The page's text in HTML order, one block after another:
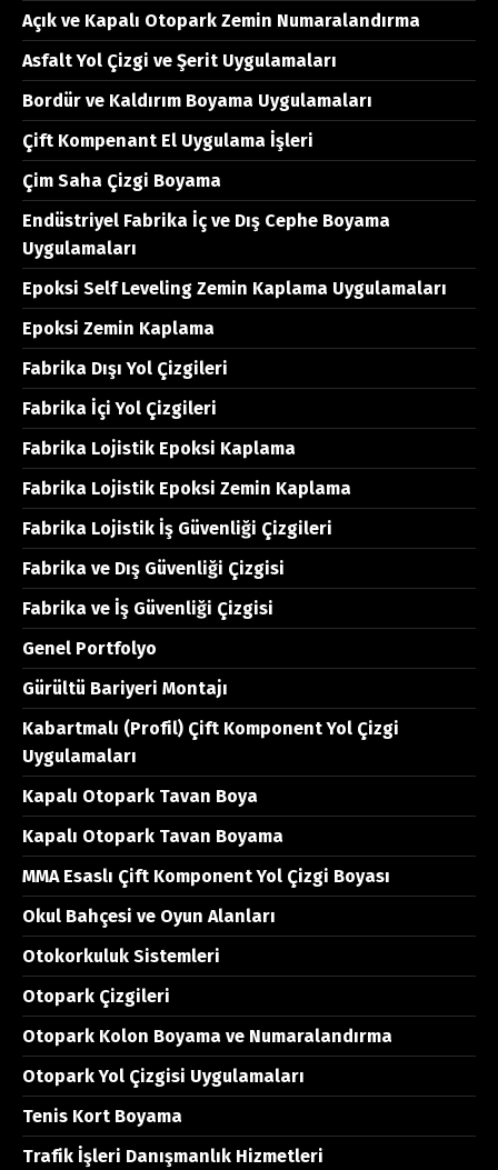
Açık ve Kapalı Otopark Zemin Numaralandırma
Asfalt Yol Çizgi ve Şerit Uygulamaları
Bordür ve Kaldırım Boyama Uygulamaları
Çift Kompenant El Uygulama İşleri
Çim Saha Çizgi Boyama
Endüstriyel Fabrika İç ve Dış Cephe Boyama
Uygulamaları
Epoksi Self Leveling Zemin Kaplama Uygulamaları
Epoksi Zemin Kaplama
Fabrika Dışı Yol Çizgileri
Fabrika İçi Yol Çizgileri
Fabrika Lojistik Epoksi Kaplama
Fabrika Lojistik Epoksi Zemin Kaplama
Fabrika Lojistik İş Güvenliği Çizgileri
Fabrika ve Dış Güvenliği Çizgisi
Fabrika ve İş Güvenliği Çizgisi
Genel Portfolyo
Gürültü Bariyeri Montajı
Kabartmalı (Profil) Çift Komponent Yol Çizgi
Uygulamaları
Kapalı Otopark Tavan Boya
Kapalı Otopark Tavan Boyama
MMA Esaslı Çift Komponent Yol Çizgi Boyası
Okul Bahçesi ve Oyun Alanları
Otokorkuluk Sistemleri
Otopark Çizgileri
Otopark Kolon Boyama ve Numaralandırma
Otopark Yol Çizgisi Uygulamaları
Tenis Kort Boyama
Trafik İşleri Danışmanlık Hizmetleri